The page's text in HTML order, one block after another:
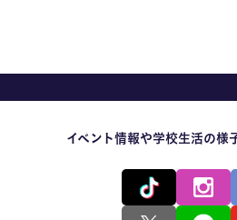
留学生のみなさま
企業のみなさま
イベント情報や学校生活の様